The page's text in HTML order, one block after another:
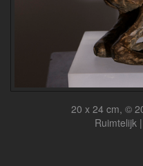
20 x 24 cm, ©
Ruimtelijk